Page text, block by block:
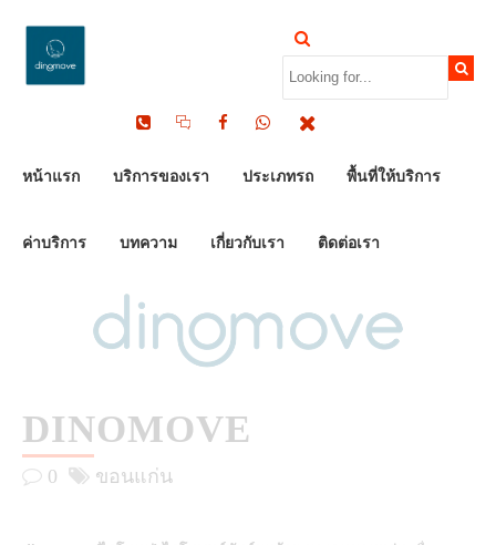
หน้าแรก บริการของเรา ประเภทรถ พื้นที่ให้บริการ
ค่าบริการ บทความ เกี่ยวกับเรา ติดต่อเรา
DINOMOVE
0 ขอนแก่น